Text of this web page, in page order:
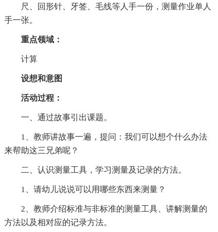
尺、回形针、牙签、毛线等人手一份，测量作业单人
手一张。
重点领域：
计算
设想和意图
活动过程：
一、通过故事引出课题。
1、教师讲故事一遍，提问：我们可以想个什么办法
来帮助这三兄弟呢？
二、认识测量工具，学习测量及记录的方法。
1、请幼儿说说可以用哪些东西来测量？
2、教师介绍标准与非标准的测量工具、讲解测量的
方法以及相对应的记录方法。